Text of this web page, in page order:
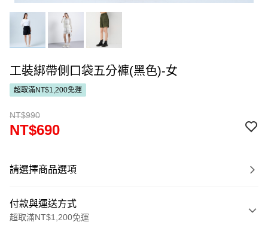
工裝綁帶側口袋五分褲(黑色)-女
超取滿NT$1,200免運
NT$990
NT$690
請選擇商品選項
付款與運送方式
超取滿NT$1,200免運